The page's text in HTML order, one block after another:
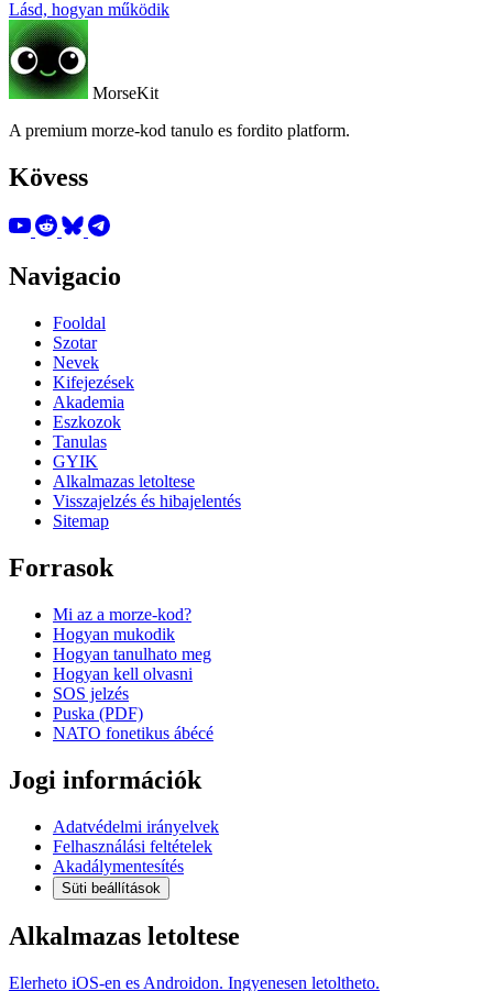
Lásd, hogyan működik
MorseKit
A premium morze-kod tanulo es fordito platform.
Kövess
Navigacio
Fooldal
Szotar
Nevek
Kifejezések
Akademia
Eszkozok
Tanulas
GYIK
Alkalmazas letoltese
Visszajelzés és hibajelentés
Sitemap
Forrasok
Mi az a morze-kod?
Hogyan mukodik
Hogyan tanulhato meg
Hogyan kell olvasni
SOS jelzés
Puska (PDF)
NATO fonetikus ábécé
Jogi információk
Adatvédelmi irányelvek
Felhasználási feltételek
Akadálymentesítés
Süti beállítások
Alkalmazas letoltese
Elerheto iOS-en es Androidon. Ingyenesen letoltheto.